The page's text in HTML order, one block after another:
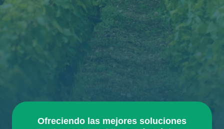
Ofreciendo las mejores soluciones